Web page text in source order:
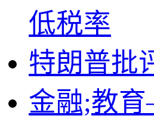
低税率
特朗普批
金融;教